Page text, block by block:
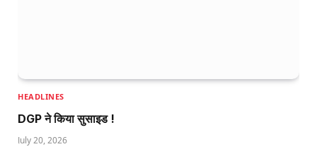
HEADLINES
DGP ने किया सुसाइड !
July 20, 2026